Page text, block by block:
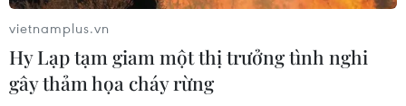
vietnamplus.vn
Hy Lạp tạm giam một thị trưởng tình nghi
gây thảm họa cháy rừng